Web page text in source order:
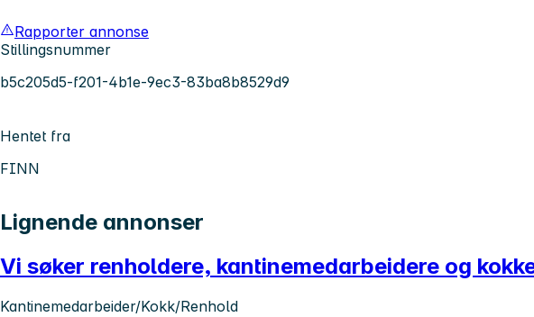
Rapporter annonse
Stillingsnummer
b5c205d5-f201-4b1e-9ec3-83ba8b8529d9
Hentet fra
FINN
Lignende annonser
Vi søker renholdere, kantinemedarbeidere og
Kantinemedarbeider/Kokk/Renhold